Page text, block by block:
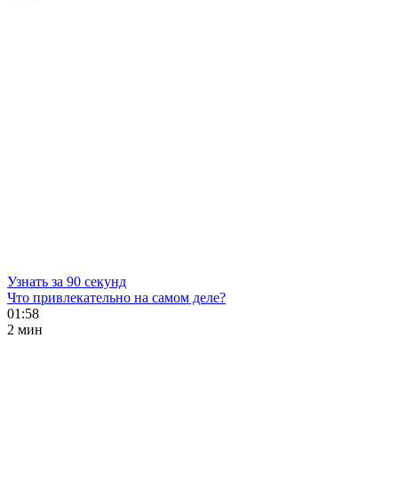
Узнать за 90 секунд
Что привлекательно на самом деле?
01:58
2 мин